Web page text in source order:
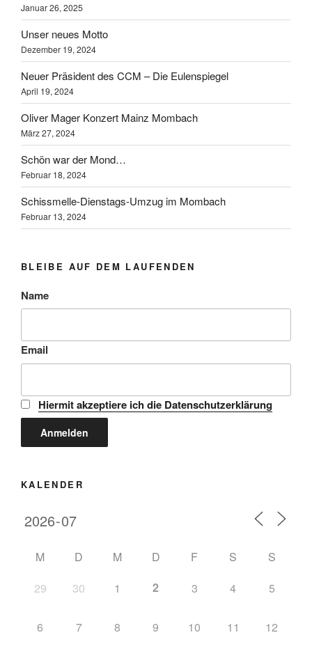
Januar 26, 2025
Unser neues Motto
Dezember 19, 2024
Neuer Präsident des CCM – Die Eulenspiegel
April 19, 2024
Oliver Mager Konzert Mainz Mombach
März 27, 2024
Schön war der Mond…
Februar 18, 2024
Schissmelle-Dienstags-Umzug im Mombach
Februar 13, 2024
BLEIBE AUF DEM LAUFENDEN
Name
Email
Hiermit akzeptiere ich die Datenschutzerklärung
KALENDER
M D M D F S
S
29
30 1 2 3 4 5
6 7 8 9 10 11 12